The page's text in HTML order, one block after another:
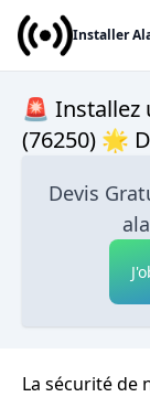
Installer
🚨 Installez
(76250) 🌟
Devis
La sécurité de